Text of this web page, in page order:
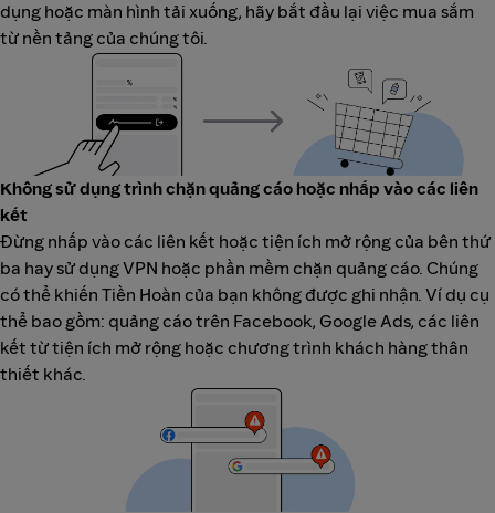
dụng hoặc màn hình tải xuống, hãy bắt đầu lại việc mua sắm
từ nền tảng của chúng tôi.
Không sử dụng trình chặn quảng cáo hoặc nhấp vào các liên
kết
Đừng nhấp vào các liên kết hoặc tiện ích mở rộng của bên thứ
ba hay sử dụng VPN hoặc phần mềm chặn quảng cáo. Chúng
có thể khiến Tiền Hoàn của bạn không được ghi nhận. Ví dụ cụ
thể bao gồm: quảng cáo trên Facebook, Google Ads, các liên
kết từ tiện ích mở rộng hoặc chương trình khách hàng thân
thiết khác.